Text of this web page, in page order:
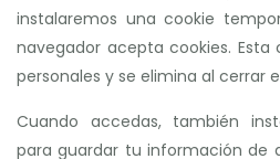
instalaremos una cookie
navegador acepta cookies.
personales y se elimina al cerrar
Cuando accedas, también
para guardar tu información de